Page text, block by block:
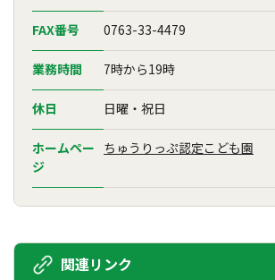
FAX番号 0763-33-4479
業務時間 7時から19時
休日 日曜・祝日
ホームペー
ジ
ちゅうりっぷ認定こども園
関連リンク